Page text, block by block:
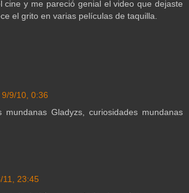
cine y me pareció genial el video que dejaste
el grito en varias películas de taquilla.
9/9/10, 0:36
mundanas Gladyzs, curiosidades mundanas
11, 23:45